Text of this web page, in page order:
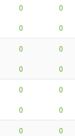
0 0
0 0
0 0
0 0
0 0
0 0
0 0